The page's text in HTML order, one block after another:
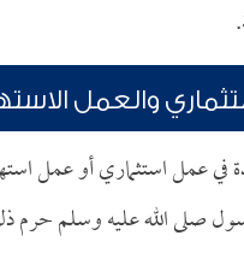
والعمل
في عمل استثماري أو عمل
صلى الله عليه وسلم حرم